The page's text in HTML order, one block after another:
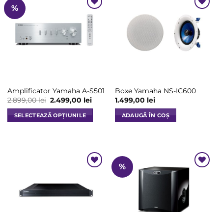
%
Add to
Wishlist
Amplificator Yamaha A-S501
2.899,00lei Prețul
inițial
a
fost:
2.899,00 lei.
2.499,00 leiPrețul
2.499,00 lei.
SELECTEAZĂ OPȚIUNILE
Opțiunile
Add to
Wishlist
Boxe Yamaha NS-IC600
1.499,00 lei
ADAUGĂ ÎN COȘ
%
Wishlist